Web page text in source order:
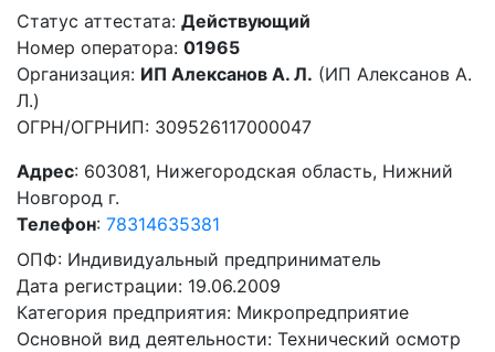
Статус аттестата: Действующий
Номер оператора: 01965
Организация: ИП Алексанов А. Л. (ИП Алексанов А.
Л.)
ОГРН/ОГРНИП: 309526117000047
Адрес: 603081, Нижегородская область, Нижний
Новгород г.
Телефон: 78314635381
ОПФ: Индивидуальный предприниматель
Дата регистрации: 19.06.2009
Категория предприятия: Микропредприятие
Основной вид деятельности: Технический осмотр